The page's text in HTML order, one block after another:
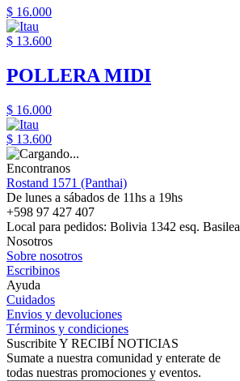
$ 16.000
$ 13.600
POLLERA MIDI
$ 16.000
$ 13.600
Encontranos
Rostand 1571 (Panthai)
De lunes a sábados de 11hs a 19hs
+598 97 427 407
Local para pedidos: Bolivia 1342 esq. Basilea
Nosotros
Sobre nosotros
Escribinos
Ayuda
Cuidados
Envios y devoluciones
Términos y condiciones
Suscribite Y RECIBÍ NOTICIAS
Sumate a nuestra comunidad y enterate de
todas nuestras promociones y eventos.